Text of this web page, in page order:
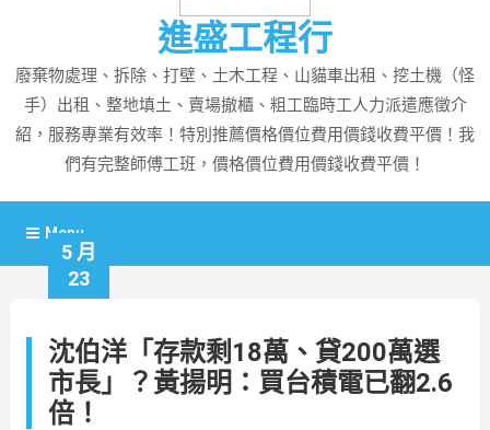
進盛工程行
廢棄物處理、拆除、打壁、土木工程、山貓車出租、挖土機（怪
手）出租、整地填土、賣場撤櫃、粗工臨時工人力派遣應徵介
紹，服務專業有效率！特別推薦價格價位費用價錢收費平價！我
們有完整師傅工班，價格價位費用價錢收費平價！
Menu
5 月
23
沈伯洋「存款剩18萬、貸200萬選
市長」？黃揚明：買台積電已翻2.6
倍！